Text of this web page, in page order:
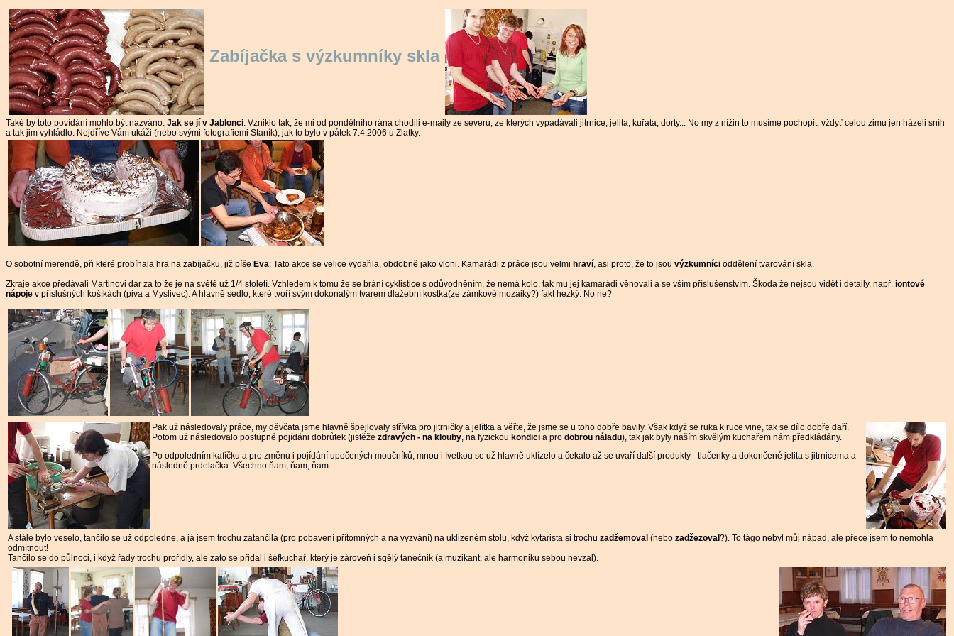
Zabíjačka s výzkumníky skla
Také by toto povídání mohlo být nazváno: Jak se jí v Jablonci. Vzniklo tak, že mi od pondělního rána chodili e-maily ze severu, ze kterých vypadávali jitrnice, jelita, kuřata, dorty... No my z nížin to musíme pochopit, vždyť celou zimu jen házeli sníh
a tak jim vyhládlo. Nejdříve Vám ukáži (nebo svými fotografiemi Staník), jak to bylo v pátek 7.4.2006 u Zlatky.
O sobotní merendě, při které probíhala hra na zabíjačku, již píše Eva: Tato akce se velice vydařila, obdobně jako vloni. Kamarádi z práce jsou velmi hraví, asi proto, že to jsou výzkumníci oddělení tvarování skla.
Zkraje akce předávali Martinovi dar za to že je na světě už 1/4 století. Vzhledem k tomu že se brání cyklistice s odůvodněním, že nemá kolo, tak mu jej kamarádi věnovali a se vším příslušenstvím. Škoda že nejsou vidět i detaily, např. iontové
nápoje v příslušných košíkách (piva a Myslivec). A hlavně sedlo, které tvoří svým dokonalým tvarem dlažební kostka(ze zámkové mozaiky?) fakt hezký. No ne?
Pak už následovaly práce, my děvčata jsme hlavně špejlovaly střívka pro jitrničky a jelítka a věřte, že jsme se u toho dobře bavily. Však když se ruka k ruce vine, tak se dílo dobře daří.
Potom už následovalo postupné pojídáni dobrůtek (jistěže zdravých - na klouby, na fyzickou kondici a pro dobrou náladu), tak jak byly naším skvělým kuchařem nám předkládány.
Po odpoledním kafíčku a pro změnu i pojídání upečených moučníků, mnou i Ivetkou se už hlavně uklízelo a čekalo až se uvaří další produkty - tlačenky a dokončené jelita s jitrnicema a
následně prdelačka. Všechno ňam, ňam, ňam.........
A stále bylo veselo, tančilo se už odpoledne, a já jsem trochu zatančila (pro pobavení přítomných a na vyzvání) na uklizeném stolu, když kytarista si trochu zadžemoval (nebo zadžezoval ?). To tágo nebyl můj nápad, ale přece jsem to nemohla
odmítnout!
Tančilo se do půlnoci, i když řady trochu prořídly, ale zato se přidal i šéfkuchař, který je zároveň i sqělý tanečnik (a muzikant, ale harmoniku sebou nevzal).